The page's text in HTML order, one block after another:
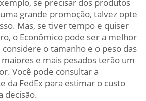
grande promoção, talvez opte
Mas, se tiver tempo e quiser
o Econômico pode ser a melhor
o tamanho e o peso das
e mais pesados terão um
Você pode consultar a
da FedEx para estimar o custo
decisão.